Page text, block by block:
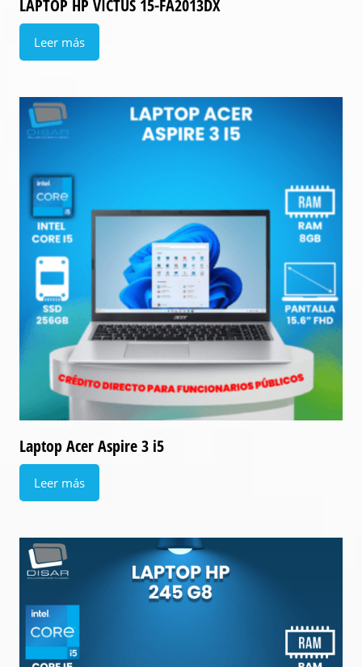
LAPTOP HP VICTUS 15-FA2013DX
Leer más
Laptop Acer Aspire 3 i5
Leer más